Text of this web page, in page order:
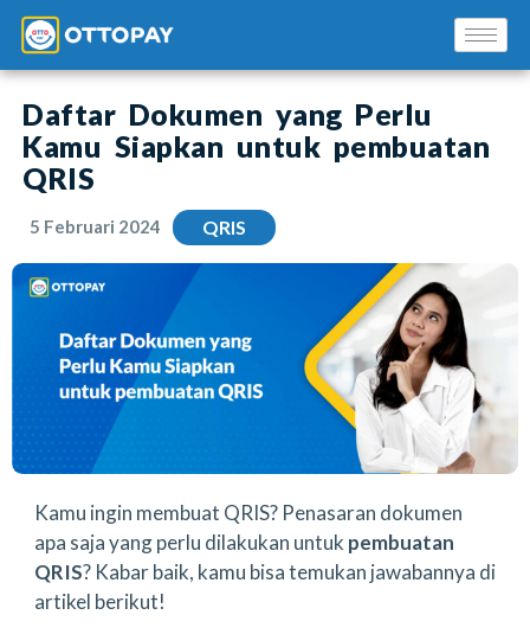
Daftar Dokumen yang Perlu
Kamu Siapkan untuk pembuatan
QRIS
5 Februari 2024 QRIS
Kamu ingin membuat QRIS? Penasaran dokumen
apa saja yang perlu dilakukan untuk pembuatan
QRIS? Kabar baik, kamu bisa temukan jawabannya di
artikel berikut!
Solusi Kami
Blog
Promo Mitra
Pusat Edukasi Mitra
INSTAL SEKARANG